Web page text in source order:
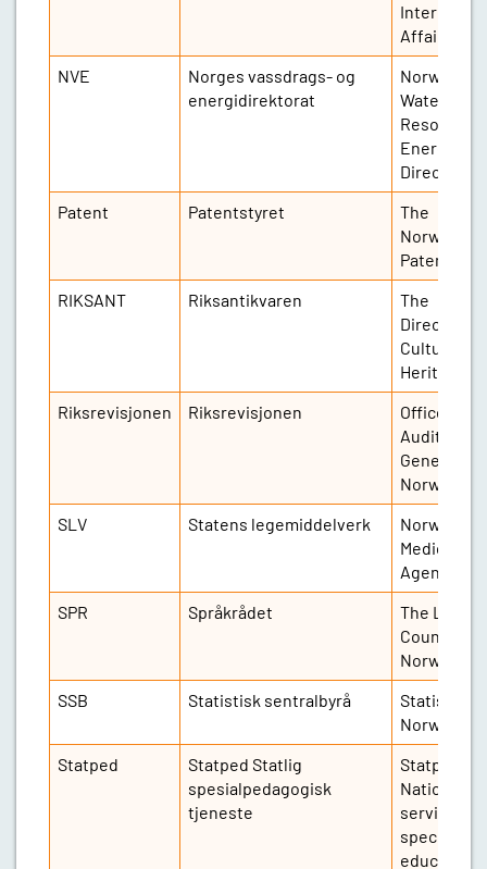
Affairs
NVE
Norges vassdrags- og
energidirektorat
Norwegian
Water
Resources
Energy
Directorate
Patent
Patentstyret
The
Norwegian
Patent
RIKSANT
Riksantikvaren
The
Cultural
Heritage
Riksrevisjonen
Riksrevisjonen
Office of
Auditor
General of
Norway
SLV
Statens legemiddelverk
Norwegian
Medicines
Agency
SPR
Språkrådet
The
Council of
Norway
SSB
Statistisk sentralbyrå
Statistics
Norway
Statped
Statped Statlig
spesialpedagogisk
tjeneste
Statped
National
service for
special
education